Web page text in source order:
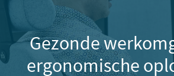
Gezonde
ergonomische